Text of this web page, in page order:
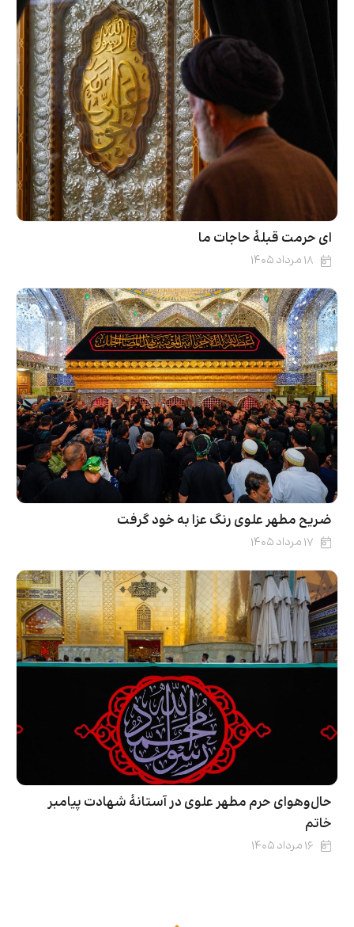
ای حرمت قبلۀ حاجات ما
۱۸ مرداد ۱۴۰۵
ضریح مطهر علوی رنگ عزا به خود گرفت
۱۷ مرداد ۱۴۰۵
حال‌وهوای حرم مطهر علوی در آستانۀ شهادت پیامبر
خاتم
۱۶ مرداد ۱۴۰۵